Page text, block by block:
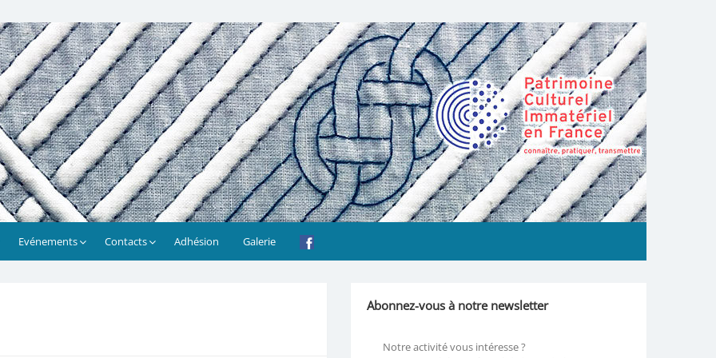
Evénements Contacts Adhésion Galerie
Abonnez-vous à notre newsletter
Notre activité vous intéresse ?